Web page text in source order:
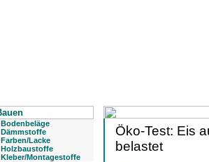
Bodenbeläge
Dämmstoffe
Farben/Lacke
Holzbaustoffe
Kleber/Montagestoffe
Öko-Test: Eis
belastet